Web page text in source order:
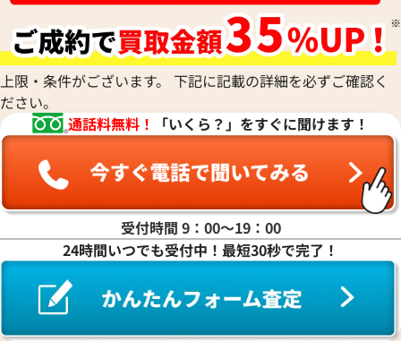
上限・条件がございます。 下記に記載の詳細を必ずご確認く
ださい。
通話料無料！
「いくら？」をすぐに聞けます！
受付時間 9：00〜19：00
24時間いつでも受付中！最短30秒で完了！